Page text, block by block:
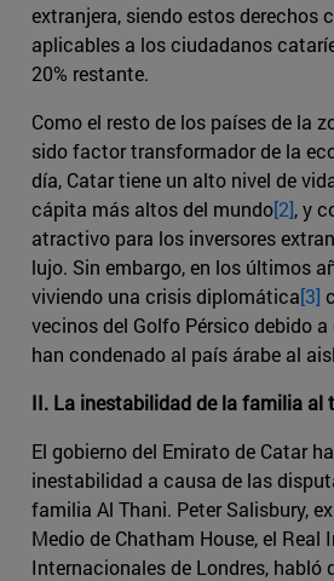
extranjera, siendo estos derechos
aplicables a los ciudadanos
20% restante.
Como el resto de los países de la
sido factor transformador de la
día, Catar tiene un alto nivel de
cápita más altos del mundo[2], y
atractivo para los inversores
lujo. Sin embargo, en los últimos
viviendo una crisis diplomática[3]
vecinos del Golfo Pérsico debido
han condenado al país árabe al
II. La inestabilidad de la familia al
El gobierno del Emirato de Catar
inestabilidad a causa de las
familia Al Thani. Peter Salisbury,
Medio de Chatham House, el
Internacionales de Londres, habló